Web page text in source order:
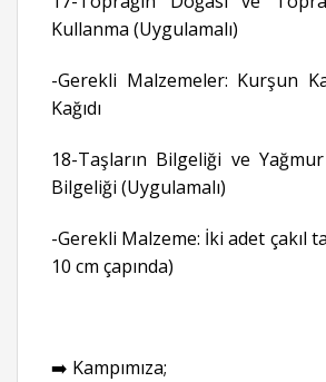
Kullanma (Uygulamalı)
-Gerekli Malzemeler: Kurşun
Kağıdı
18-Taşların Bilgeliği ve
Bilgeliği (Uygulamalı)
-Gerekli Malzeme: İki adet çakıl
10 cm çapında)
➡️ Kampımıza;